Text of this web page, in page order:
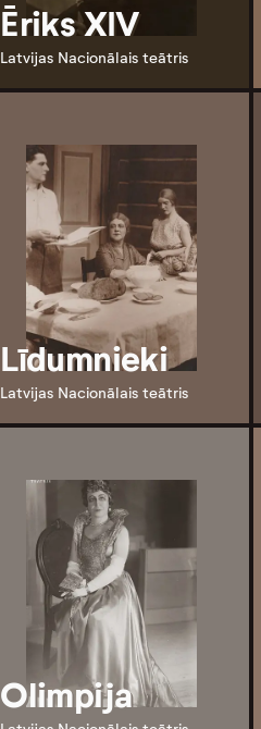
Ēriks XIV
Latvijas Nacionālais teātris
Līdumnieki
Latvijas Nacionālais teātris
Olimpija